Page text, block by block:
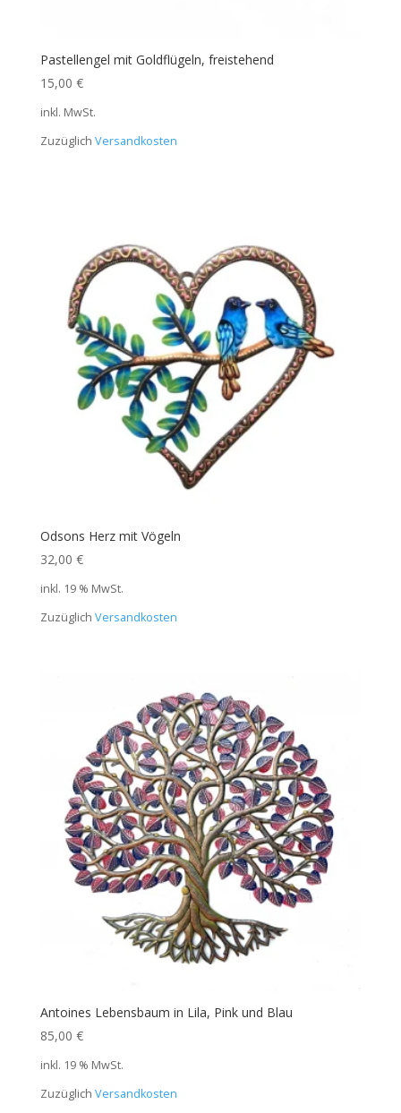
Pastellengel mit Goldflügeln, freistehend
15,00 €
inkl. MwSt.
Zuzüglich Versandkosten
Odsons Herz mit Vögeln
32,00 €
inkl. 19 % MwSt.
Zuzüglich Versandkosten
Antoines Lebensbaum in Lila, Pink und Blau
85,00 €
inkl. 19 % MwSt.
Zuzüglich Versandkosten